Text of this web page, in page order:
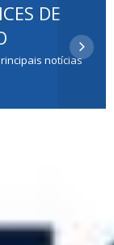
DE
notícias